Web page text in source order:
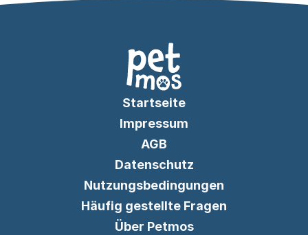
Startseite
Impressum
AGB
Datenschutz
Nutzungsbedingungen
Häufig gestellte Fragen
Über Petmos